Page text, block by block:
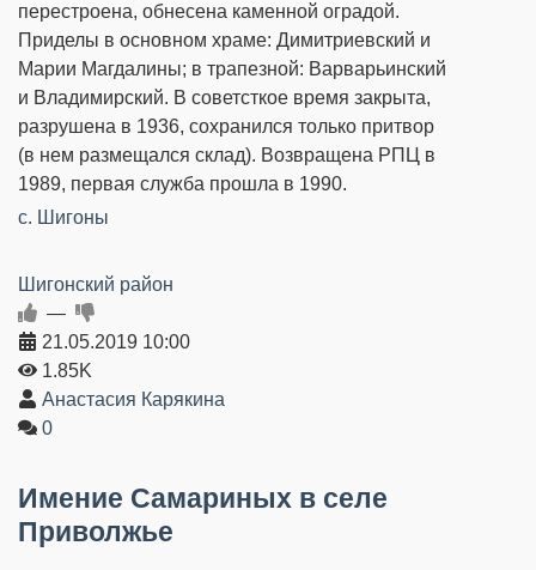
перестроена, обнесена каменной оградой.
Приделы в основном храме: Димитриевский и
Марии Магдалины; в трапезной: Варварьинский
и Владимирский. В советсткое время закрыта,
разрушена в 1936, сохранился только притвор
(в нем размещался склад). Возвращена РПЦ в
1989, первая служба прошла в 1990.
с. Шигоны
Шигонский район
—
21.05.2019 10:00
1.85K
Анастасия Карякина
0
Имение Самариных в селе
Приволжье